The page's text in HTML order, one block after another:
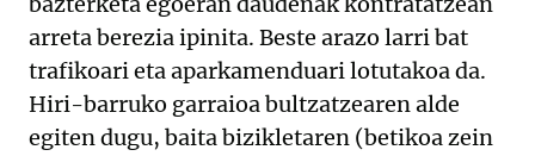
arreta berezia ipinita. Beste arazo larri bat
trafikoari eta aparkamenduari lotutakoa da.
Hiri-barruko garraioa bultzatzearen alde
egiten dugu, baita bizikletaren (betikoa zein